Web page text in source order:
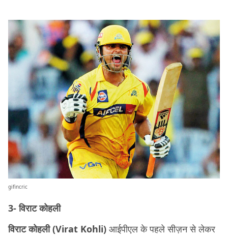
gifincric
3- विराट कोहली
विराट कोहली (Virat Kohli) आईपीएल के पहले सीज़न से लेकर